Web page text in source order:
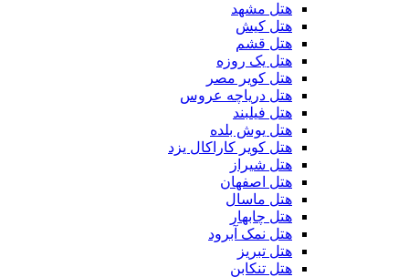
هتل مشهد
هتل کیش
هتل قشم
هتل یک روزه
هتل کویر مصر
هتل دریاچه عروس
هتل فیلبند
هتل یوش بلده
هتل کویر کاراکال یزد
هتل شیراز
هتل اصفهان
هتل ماسال
هتل چابهار
هتل نمک آبرود
هتل تبریز
هتل تنکابن